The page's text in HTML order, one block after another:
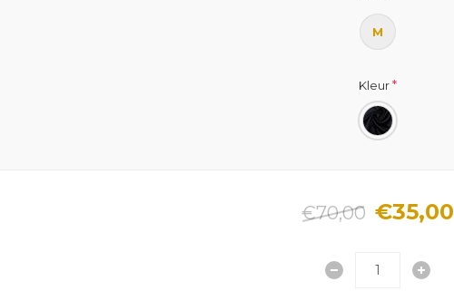
M
Kleur*
€70,00 €35,00